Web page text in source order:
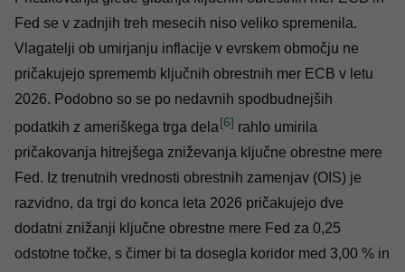
Fed se v zadnjih treh mesecih niso veliko spremenila.
Vlagatelji ob umirjanju inflacije v evrskem območju ne
pričakujejo sprememb ključnih obrestnih mer ECB v letu
2026. Podobno so se po nedavnih spodbudnejših
podatkih z ameriškega trga dela [6] rahlo umirila
pričakovanja hitrejšega zniževanja ključne obrestne mere
Fed. Iz trenutnih vrednosti obrestnih zamenjav (OIS) je
razvidno, da trgi do konca leta 2026 pričakujejo dve
dodatni znižanji ključne obrestne mere Fed za 0,25
odstotne točke, s čimer bi ta dosegla koridor med 3,00 % in